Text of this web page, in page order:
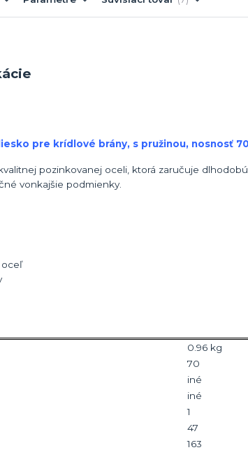
pre krídlové brány, s pružinou, nosnosť
pozinkovanej oceli, ktorá zaručuje
vonkajšie podmienky.
oceľ
0.96 kg
70
iné
iné
1
47
163